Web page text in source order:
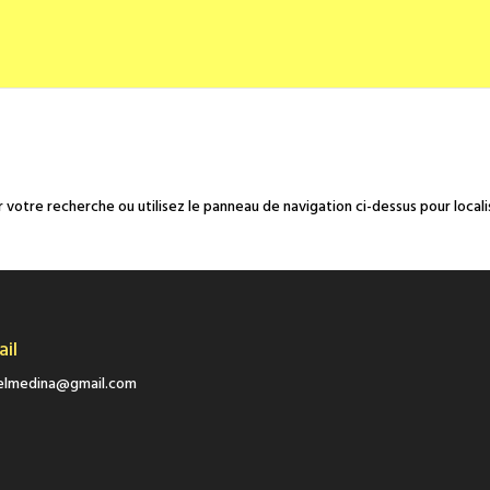
recherche ou utilisez le panneau de navigation ci-dessus pour